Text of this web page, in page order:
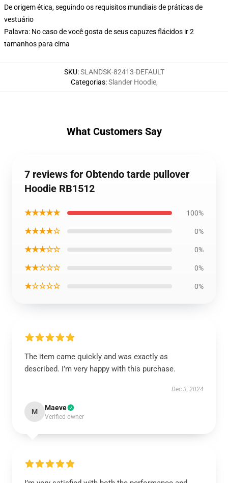
De origem ética, seguindo os requisitos mundiais de práticas de
vestuário
Palavra: No caso de você gosta de seus capuzes flácidos ir 2
tamanhos para cima
SKU:SLANDSK-82413-DEFAULT
Categorias:Slander Hoodie,
What Customers Say
7 reviews for Obtendo tarde pullover
Hoodie RB1512
★★★★★ 100%
★★★★☆ 0%
★★★☆☆ 0%
★★☆☆☆ 0%
★☆☆☆☆ 0%
The item came quickly and was exactly as
described. I’m very happy with this purchase.
Dec 3, 2024
M Maeve
Verified owner